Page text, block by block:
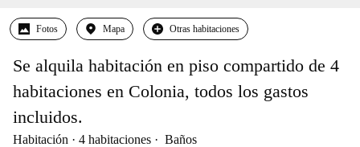
Fotos Mapa Otras habitaciones
Se alquila habitación en piso compartido de 4
habitaciones en Colonia, todos los gastos
incluidos.
Habitación 4 habitaciones Baños